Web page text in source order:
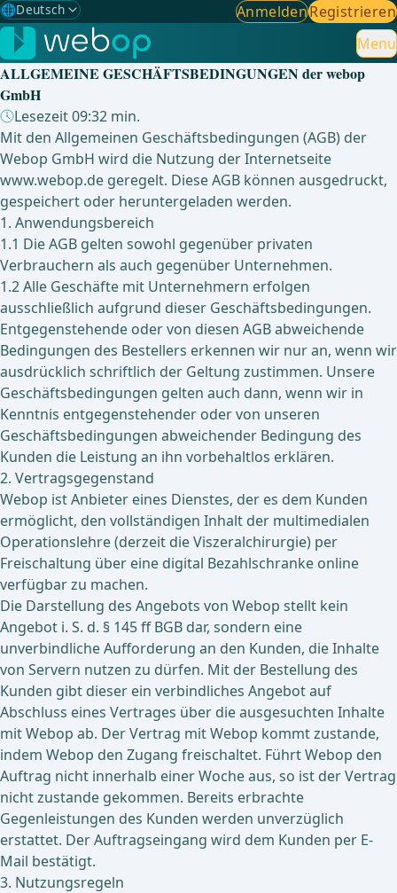
🌐Deutsch
Gewählte Sprache: Deutsch
🇩🇪 Deutsch ✓
🇬🇧English
🇪🇸Spanisch
🇧🇷Brasilianisch
AnmeldenRegistrieren
Menu
ALLGEMEINE GESCHÄFTSBEDINGUNGEN der webop
GmbH
Lesezeit 09:32 min.
Mit den Allgemeinen Geschäftsbedingungen (AGB) der
Webop GmbH wird die Nutzung der Internetseite
www.webop.de geregelt. Diese AGB können ausgedruckt,
gespeichert oder heruntergeladen werden.
1. Anwendungsbereich
1.1 Die AGB gelten sowohl gegenüber privaten
Verbrauchern als auch gegenüber Unternehmen.
1.2 Alle Geschäfte mit Unternehmern erfolgen
ausschließlich aufgrund dieser Geschäftsbedingungen.
Entgegenstehende oder von diesen AGB abweichende
Bedingungen des Bestellers erkennen wir nur an, wenn wir
ausdrücklich schriftlich der Geltung zustimmen. Unsere
Geschäftsbedingungen gelten auch dann, wenn wir in
Kenntnis entgegenstehender oder von unseren
Geschäftsbedingungen abweichender Bedingung des
Kunden die Leistung an ihn vorbehaltlos erklären.
2. Vertragsgegenstand
Webop ist Anbieter eines Dienstes, der es dem Kunden
ermöglicht, den vollständigen Inhalt der multimedialen
Operationslehre (derzeit die Viszeralchirurgie) per
Freischaltung über eine digital Bezahlschranke online
verfügbar zu machen.
Die Darstellung des Angebots von Webop stellt kein
Angebot i. S. d. § 145 ff BGB dar, sondern eine
unverbindliche Aufforderung an den Kunden, die Inhalte
von Servern nutzen zu dürfen. Mit der Bestellung des
Kunden gibt dieser ein verbindliches Angebot auf
Abschluss eines Vertrages über die ausgesuchten Inhalte
mit Webop ab. Der Vertrag mit Webop kommt zustande,
indem Webop den Zugang freischaltet. Führt Webop den
Auftrag nicht innerhalb einer Woche aus, so ist der Vertrag
nicht zustande gekommen. Bereits erbrachte
Gegenleistungen des Kunden werden unverzüglich
erstattet. Der Auftragseingang wird dem Kunden per E-
Mail bestätigt.
3. Nutzungsregeln